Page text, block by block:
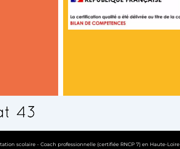
scolaire - Coach professionnelle (certifiée RNCP 7) en Haute-Loire